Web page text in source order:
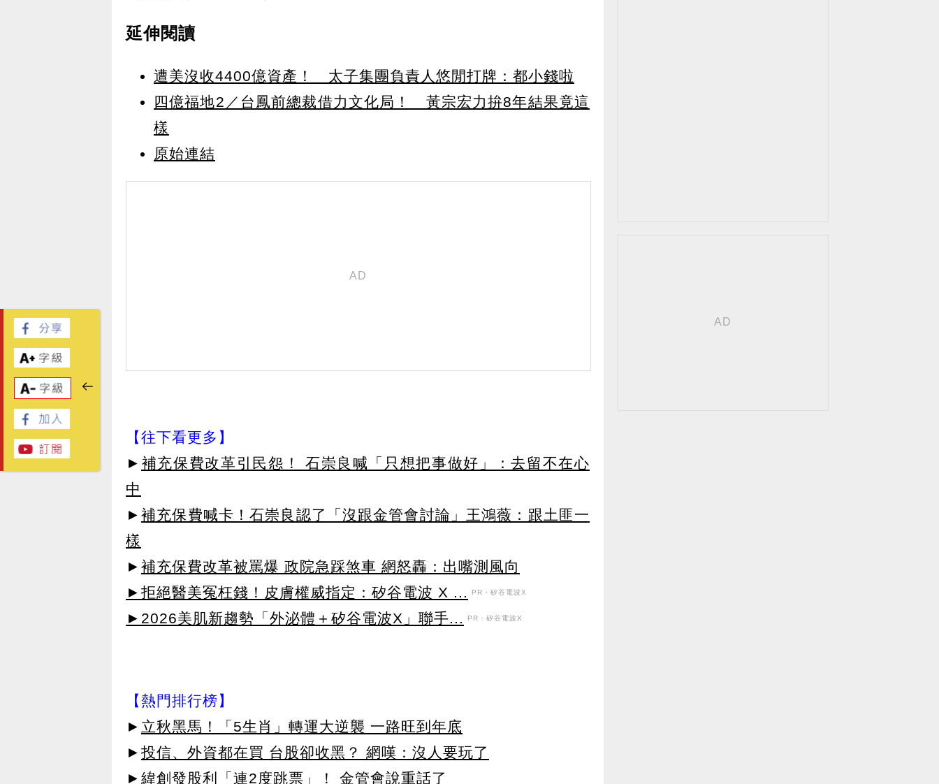
延伸閱讀
遭美沒收4400億資產！ 太子集團負責人悠閒打牌：都小錢啦
四億福地2／台鳳前總裁借力文化局！ 黃宗宏力拚8年結果竟這
樣
原始連結
【往下看更多】
► 補充保費改革引民怨！ 石崇良喊「只想把事做好」：去留不在心
中
► 補充保費喊卡！石崇良認了「沒跟金管會討論」王鴻薇：跟土匪一
樣
► 補充保費改革被罵爆 政院急踩煞車 網怒轟：出嘴測風向
►拒絕醫美冤枉錢！皮膚權威指定：矽谷電波 X ...
PR・矽谷電波X
►2026美肌新趨勢「外泌體＋矽谷電波X」聯手... PR・矽谷電波X
【熱門排行榜】
► 立秋黑馬！「5生肖」轉運大逆襲 一路旺到年底
► 投信、外資都在買 台股卻收黑？ 網嘆：沒人要玩了
► 緯創發股利「連2度跳票」！ 金管會說重話了